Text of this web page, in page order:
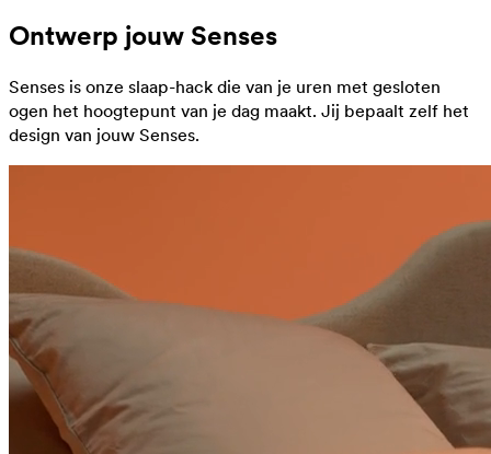
Ontwerp jouw Senses
Senses is onze slaap-hack die van je uren met gesloten
ogen het hoogtepunt van je dag maakt. Jij bepaalt zelf het
design van jouw Senses.